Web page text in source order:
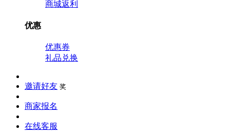
商城返利
优惠
优惠券
礼品兑换
邀请好友 奖
商家报名
在线客服